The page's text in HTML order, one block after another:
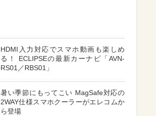
HDMI入力対応でスマホ動画も楽しめ
る！ ECLIPSEの最新カーナビ「AVN-
RS01／RBS01」
暑い季節にもってこい MagSafe対応の
2WAY仕様スマホクーラーがエレコムか
ら登場